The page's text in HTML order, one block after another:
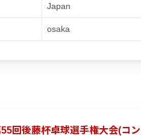
Japan
osaka
回後藤杯卓球選手権大会(コ